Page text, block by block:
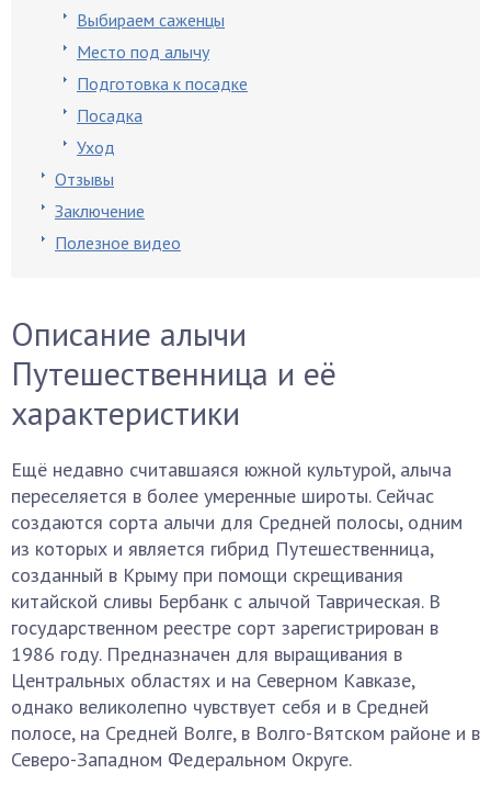
Выбираем саженцы
Место под алычу
Подготовка к посадке
Посадка
Уход
Отзывы
Заключение
Полезное видео
Описание алычи
Путешественница и её
характеристики
Ещё недавно считавшаяся южной культурой, алыча
переселяется в более умеренные широты. Сейчас
создаются сорта алычи для Средней полосы, одним
из которых и является гибрид Путешественница,
созданный в Крыму при помощи скрещивания
китайской сливы Бербанк с алычой Таврическая. В
государственном реестре сорт зарегистрирован в
1986 году. Предназначен для выращивания в
Центральных областях и на Северном Кавказе,
однако великолепно чувствует себя и в Средней
полосе, на Средней Волге, в Волго-Вятском районе и в
Северо-Западном Федеральном Округе.